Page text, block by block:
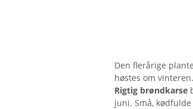
Den flerårige plante
høstes om
Rigtig brøndkarse
juni. Små,